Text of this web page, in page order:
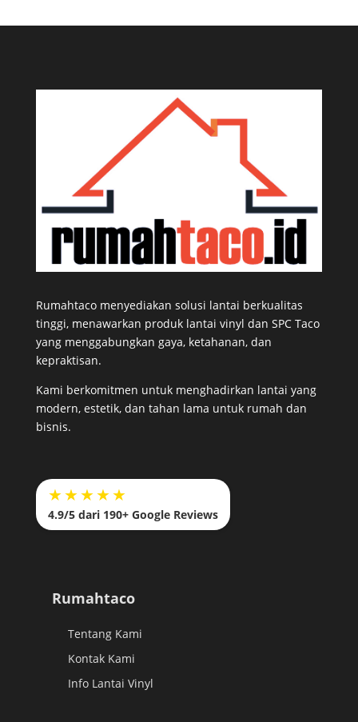
Rumahtaco menyediakan solusi lantai berkualitas
tinggi, menawarkan produk lantai vinyl dan SPC Taco
yang menggabungkan gaya, ketahanan, dan
kepraktisan.
Kami berkomitmen untuk menghadirkan lantai yang
modern, estetik, dan tahan lama untuk rumah dan
bisnis.
★★★★★
4.9/5 dari 190+ Google Reviews
Rumahtaco
Tentang Kami
Kontak Kami
Info Lantai Vinyl